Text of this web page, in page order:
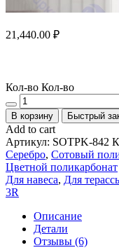
21,440.00 ₽
Кол-во Кол-во
В корзину Быстрый
Add to cart
Артикул: SOTPK-842
Серебро, Сотовый
Цветной поликарбонат
Для навеса, Для
3R
Описание
Детали
Отзывы (6)